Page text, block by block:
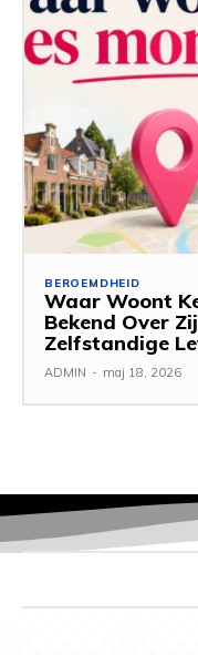
BEROEMDHEID
Waar Woont
Bekend Over
Zelfstandige
ADMIN - maj 18, 2026